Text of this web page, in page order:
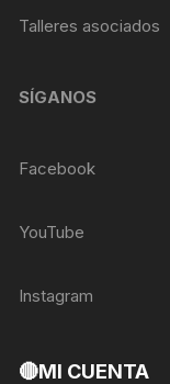
Talleres asociados
SÍGANOS
Facebook
YouTube
Instagram
🔴MI CUENTA